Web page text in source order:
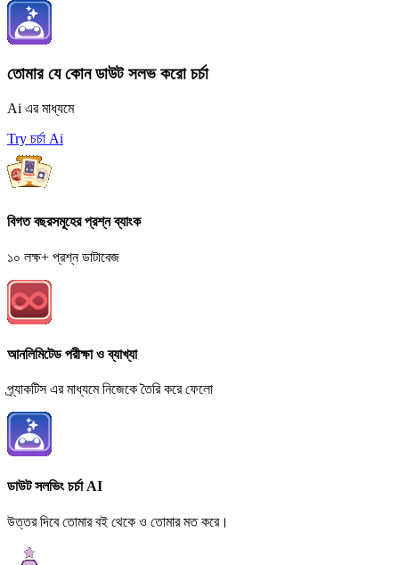
তোমার যে কোন ডাউট সলভ করো চর্চা
Ai এর মাধ্যমে
Try চর্চা Ai
বিগত বছরসমূহের প্রশ্ন ব্যাংক
১০ লক্ষ+ প্রশ্ন ডাটাবেজ
আনলিমিটেড পরীক্ষা ও ব্যাখ্যা
প্র্যাকটিস এর মাধ্যমে নিজেকে তৈরি করে ফেলো
ডাউট সলভিং চর্চা AI
উত্তর দিবে তোমার বই থেকে ও তোমার মত করে।